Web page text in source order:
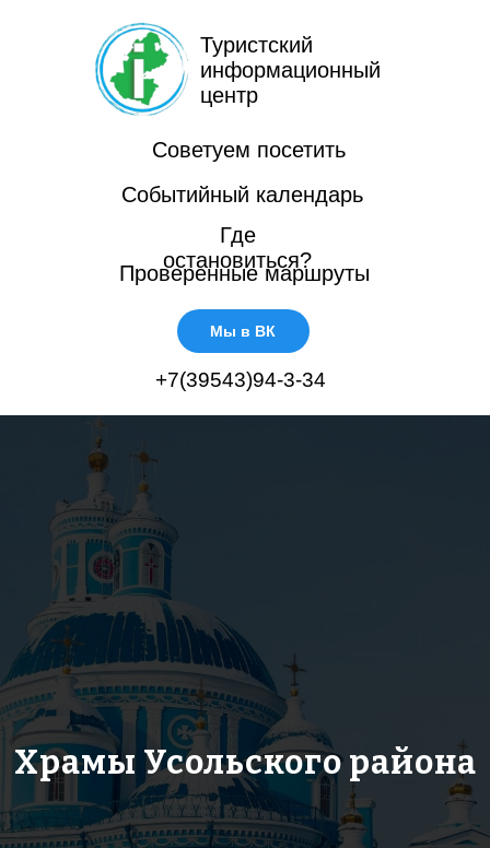
Советуем посетить
Событийный календарь
Где
остановиться?
+7(39543)94-3-34
Мы в ВК
Проверенные маршруты
Туристский
информационный
центр
Храмы Усольского района